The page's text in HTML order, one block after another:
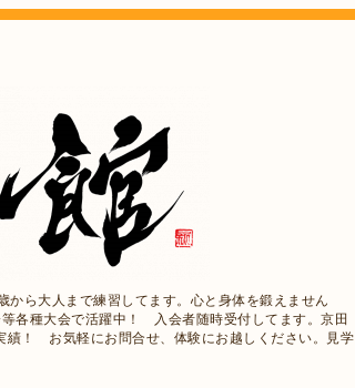
大人まで練習してます。心と身体を鍛えません
種大会で活躍中！ 入会者随時受付してます。京田
！ お気軽にお問合せ、体験にお越しください。見学